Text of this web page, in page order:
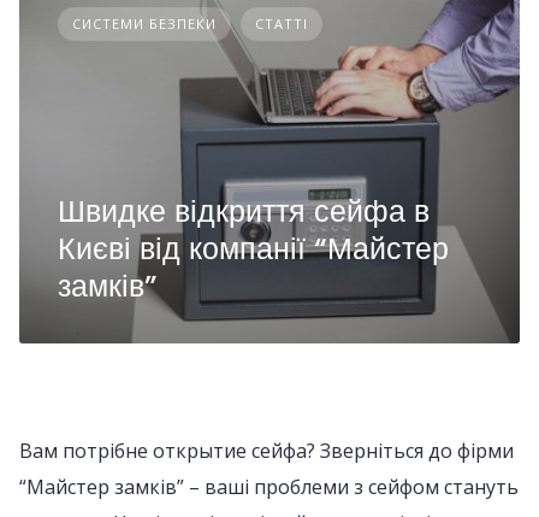
СИСТЕМИ БЕЗПЕКИ СТАТТІ
Швидке відкриття сейфа в
Києві від компанії “Майстер
замків”
Вам потрібне открытие сейфа? Зверніться до фірми
“Майстер замків” – ваші проблеми з сейфом стануть